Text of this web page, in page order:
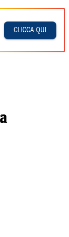
CLICCA QUI